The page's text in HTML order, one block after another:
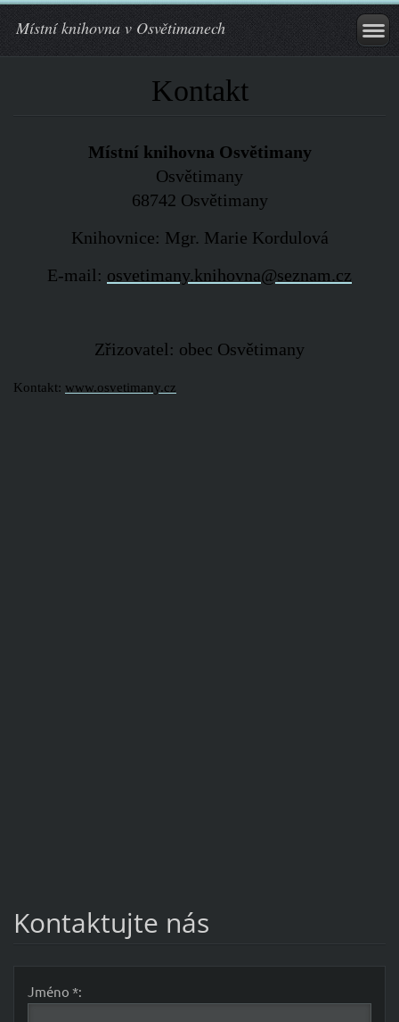
Místní knihovna v Osvětimanech
Kontakt
Místní knihovna Osvětimany
Osvětimany
68742 Osvětimany
Knihovnice: Mgr. Marie Kordulová
E-mail: osvetimany.knihovna@seznam.cz
Zřizovatel: obec Osvětimany
Kontakt: www.osvetimany.cz
Kontaktujte nás
Jméno *: